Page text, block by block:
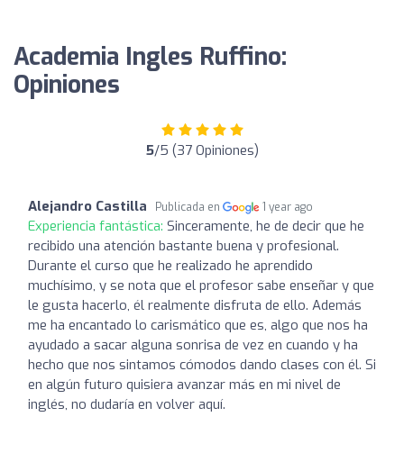
Academia Ingles Ruffino:
Opiniones
5/5 (37 Opiniones)
Alejandro Castilla Publicada en 1 year ago
Experiencia fantástica: Sinceramente, he de decir que he
recibido una atención bastante buena y profesional.
Durante el curso que he realizado he aprendido
muchísimo, y se nota que el profesor sabe enseñar y que
le gusta hacerlo, él realmente disfruta de ello. Además
me ha encantado lo carismático que es, algo que nos ha
ayudado a sacar alguna sonrisa de vez en cuando y ha
hecho que nos sintamos cómodos dando clases con él. Si
en algún futuro quisiera avanzar más en mi nivel de
inglés, no dudaría en volver aquí.